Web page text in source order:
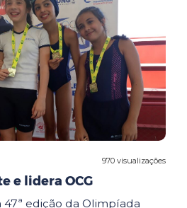
970 visualizações
e lidera OCG
47ª edição da Olimpíada